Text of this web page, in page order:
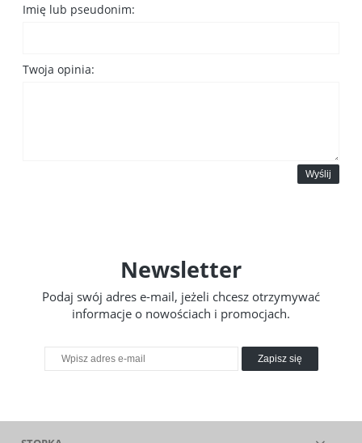
Imię lub pseudonim:
Twoja opinia:
Wyślij
Newsletter
Podaj swój adres e-mail, jeżeli chcesz otrzymywać
informacje o nowościach i promocjach.
Zapisz się